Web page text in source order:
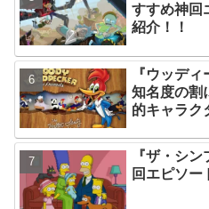
すすめ神回
紹介！！
『ウッデ
知名度の割
的キャラク
『ザ・シ
回エピソー